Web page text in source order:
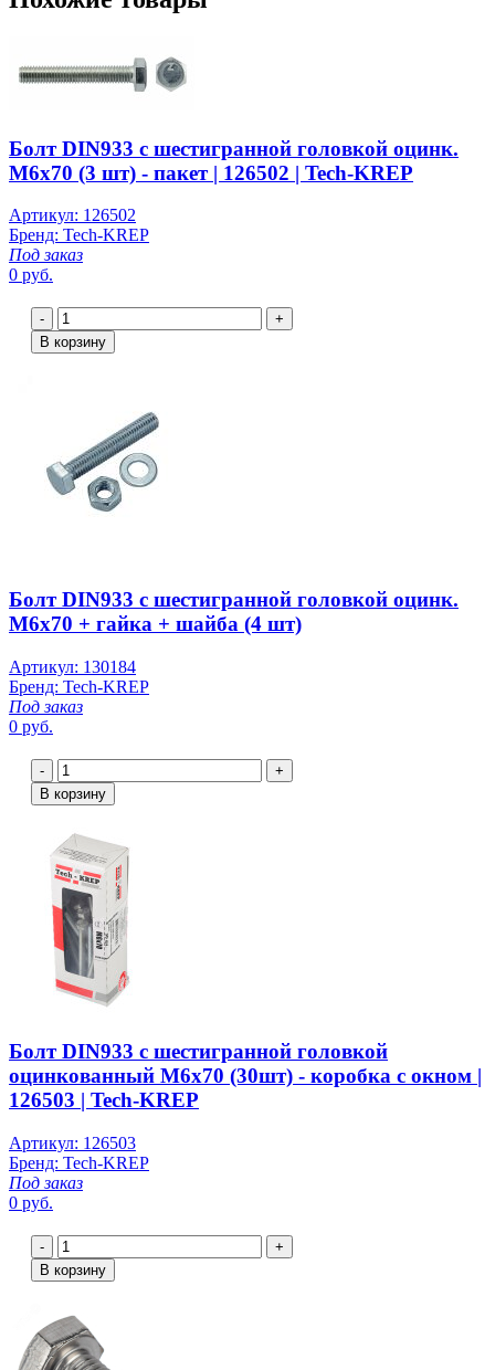
Болт DIN933 с шестигранной головкой оцинк.
М6х70 (3 шт) - пакет | 126502 | Tech-KREP
Артикул: 126502
Бренд: Tech-KREP
Под заказ
0 руб.
-
+
В корзину
Болт DIN933 с шестигранной головкой оцинк.
М6х70 + гайка + шайба (4 шт)
Артикул: 130184
Бренд: Tech-KREP
Под заказ
0 руб.
-
+
В корзину
Болт DIN933 с шестигранной головкой
оцинкованный М6х70 (30шт) - коробка с окном |
126503 | Tech-KREP
Артикул: 126503
Бренд: Tech-KREP
Под заказ
0 руб.
-
+
В корзину